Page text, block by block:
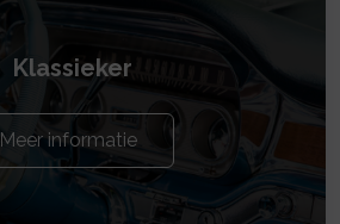
Klassieker
Meer informatie